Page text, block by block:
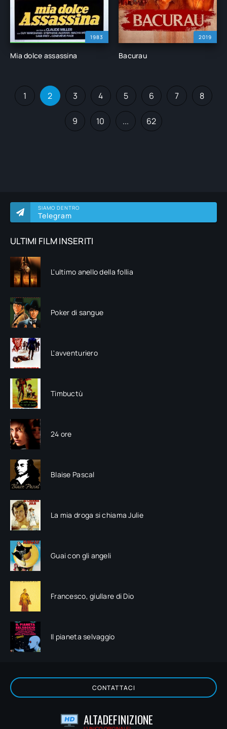
SIAMO DENTRO
Telegram
ULTIMI FILM INSERITI
L'ultimo anello della follia
Poker di sangue
L'avventuriero
Timbuctù
24 ore
Blaise Pascal
La mia droga si chiama Julie
Guai con gli angeli
Francesco, giullare di Dio
Il pianeta selvaggio
1983
Mia dolce assassina
2019
Bacurau
1 2 3 4 5 6 7 8
9 10 ... 62
CONTATTACI
ALTADEFINIZIONE